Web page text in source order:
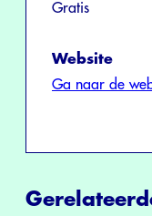
Gratis
Website
Ga naar de